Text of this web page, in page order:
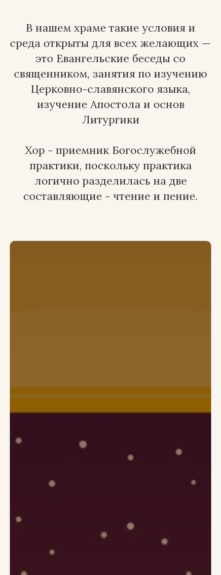
В нашем храме такие условия и
среда открыты для всех желающих —
это Евангельские беседы со
священником, занятия по изучению
Церковно-славянского языка,
изучение Апостола и основ
Литургики
Хор - приемник Богослужебной
практики, поскольку практика
логично разделилась на две
составляющие - чтение и пение.